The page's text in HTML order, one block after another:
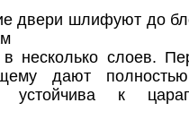
двери шлифуют до
несколько слоев.
дают полностью
устойчива к